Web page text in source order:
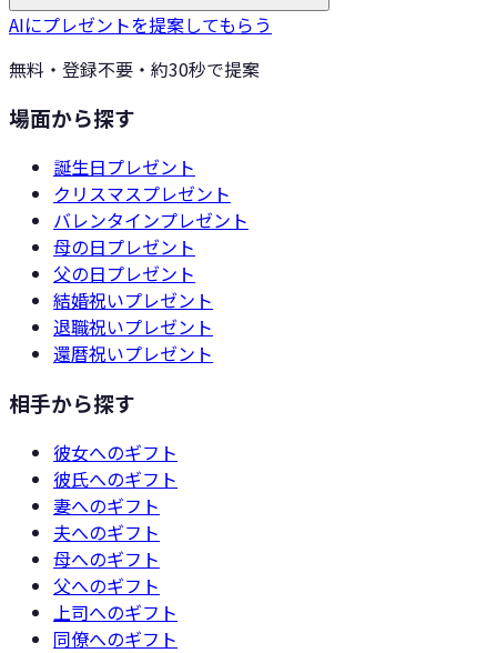
AIにプレゼントを提案してもらう
無料・登録不要・約30秒で提案
場面から探す
誕生日プレゼント
クリスマスプレゼント
バレンタインプレゼント
母の日プレゼント
父の日プレゼント
結婚祝いプレゼント
退職祝いプレゼント
還暦祝いプレゼント
相手から探す
彼女へのギフト
彼氏へのギフト
妻へのギフト
夫へのギフト
母へのギフト
父へのギフト
上司へのギフト
同僚へのギフト